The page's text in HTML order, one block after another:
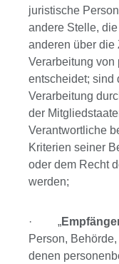
juristische
andere Stelle,
anderen über die
Verarbeitung von
entscheidet; sind
Verarbeitung
der
Verantwortliche
Kriterien seiner
oder dem Recht
werden;
· „
Person,
denen